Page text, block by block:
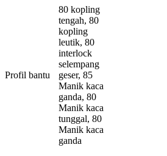
Profil bantu
80 kopling
tengah, 80
kopling
leutik, 80
interlock
selempang
geser, 85
Manik kaca
ganda, 80
Manik kaca
tunggal, 80
Manik kaca
ganda